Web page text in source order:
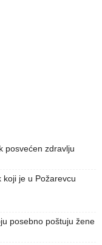
posvećen zdravlju
je u Požarevcu
posebno poštuju žene